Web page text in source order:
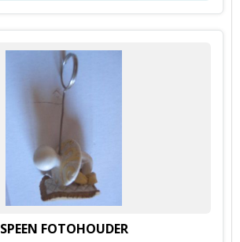
SPEEN FOTOHOUDER